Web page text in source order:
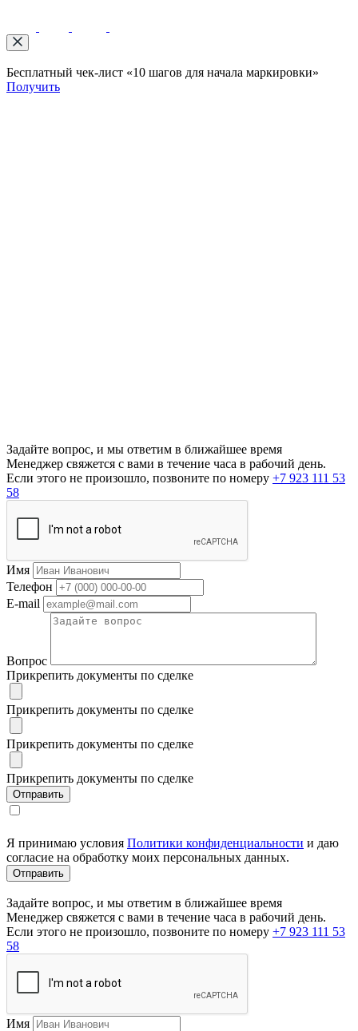
Бесплатный чек-лист «10 шагов для начала маркировки»
Получить
Задайте вопрос, и мы ответим в ближайшее время
Менеджер свяжется с вами в течение часа в рабочий день.
Если этого не произошло, позвоните по номеру +7 923 111 53
58
Имя
Телефон
E-mail
Вопрос
Прикрепить документы по сделке
Прикрепить документы по сделке
Прикрепить документы по сделке
Прикрепить документы по сделке
Я принимаю условия Политики конфиденциальности и даю
согласие на обработку моих персональных данных.
Задайте вопрос, и мы ответим в ближайшее время
Менеджер свяжется с вами в течение часа в рабочий день.
Если этого не произошло, позвоните по номеру +7 923 111 53
58
Имя